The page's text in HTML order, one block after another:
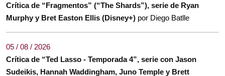
Crítica de “Fragmentos” (“The Shards”), serie de Ryan
Murphy y Bret Easton Ellis (Disney+) por Diego Batlle
05 / 08 / 2026
Crítica de “Ted Lasso - Temporada 4”, serie con Jason
Sudeikis, Hannah Waddingham, Juno Temple y Brett